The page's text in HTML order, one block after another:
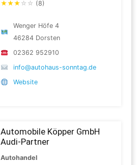
★★★ ☆ ☆ (8)
Wenger Höfe 4
46284 Dorsten
02362 952910
info@autohaus-sonntag.de
Website
Automobile Köpper GmbH
Audi-Partner
Autohandel